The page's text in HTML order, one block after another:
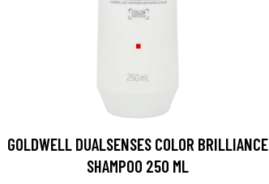
GOLDWELL DUALSENSES COLOR BRILLIANCE
SHAMPOO 250 ML